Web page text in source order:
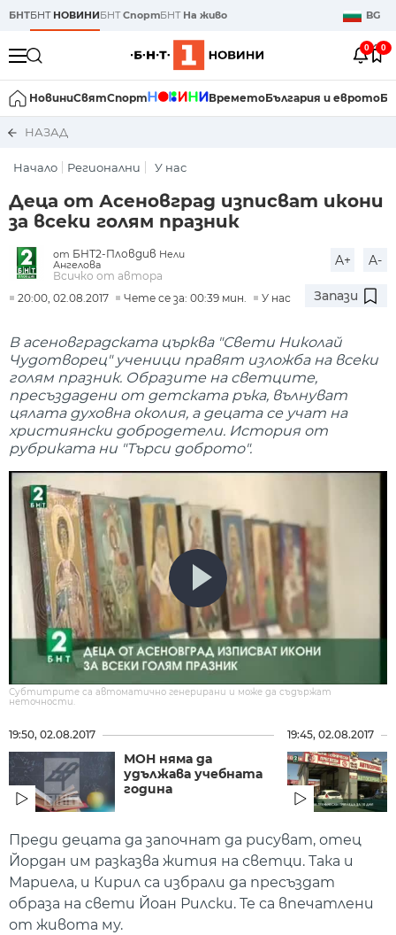
БНТБНТ НОВИНИБНТСпортБНТ На живо BG
0 0
НовиниСвятСпорт ВреметоБългария и еврото
НАЗАД
Начало Регионални У нас
Деца от Асеновград изписват икони
за всеки голям празник
от БНТ2-Пловдив Нели
Ангелова
Всичко от автора
A+ A-
20:00, 02.08.2017 Чете се за: 00:39 мин. У нас Запази
В асеновградската църква "Свети Николай
Чудотворец" ученици правят изложба на всеки
голям празник. Образите на светците,
пресъздадени от детската ръка, вълнуват
цялата духовна околия, а децата се учат на
християнски добродетели. История от
рубриката ни "Търси доброто".
Субтитрите са автоматично генерирани и може да съдържат
неточности.
19:50, 02.08.2017
МОН няма да
удължава учебната
година
19:45, 02.08.2017
Преди децата да започнат да рисуват, отец
Йордан им разказва жития на светци. Така и
Мариела, и Кирил са избрали да пресъздат
образа на свети Йоан Рилски. Те са впечатлени
от живота му.